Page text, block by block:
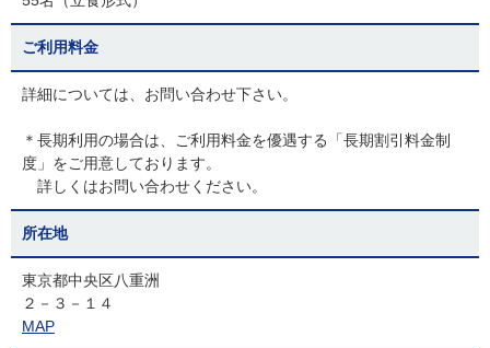
ご利用料金
詳細については、お問い合わせ下さい。
＊長期利用の場合は、ご利用料金を優遇する「長期割引料金制
度」をご用意しております。
詳しくはお問い合わせください。
所在地
東京都中央区八重洲
２－３－１４
MAP